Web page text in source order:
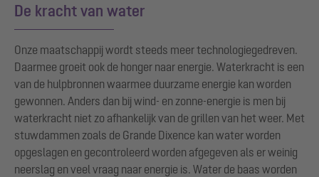
De kracht van water
Onze maatschappij wordt steeds meer technologiegedreven.
Daarmee groeit ook de honger naar energie. Waterkracht is een
van de hulpbronnen waarmee duurzame energie kan worden
gewonnen. Anders dan bij wind- en zonne-energie is men bij
waterkracht niet zo afhankelijk van de grillen van het weer. Met
stuwdammen zoals de Grande Dixence kan water worden
opgeslagen en gecontroleerd worden afgegeven als er weinig
neerslag en veel vraag naar energie is. Water de baas worden